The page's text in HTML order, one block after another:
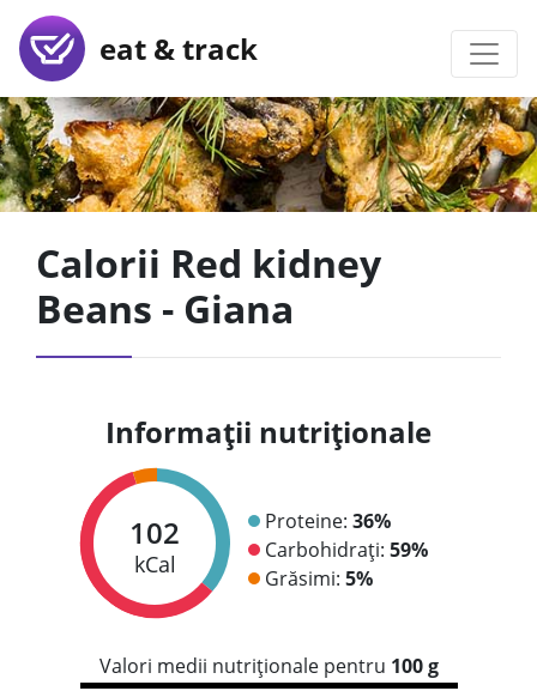
eat & track
Calorii Red kidney
Beans - Giana
Informații nutriționale
102
kCal
Proteine: 36%
Carbohidrați: 59%
Grăsimi: 5%
Valori medii nutriționale pentru 100 g